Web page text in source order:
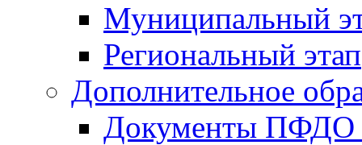
Муниципальный
Региональный этап
Дополнительное
Документы ПФДО